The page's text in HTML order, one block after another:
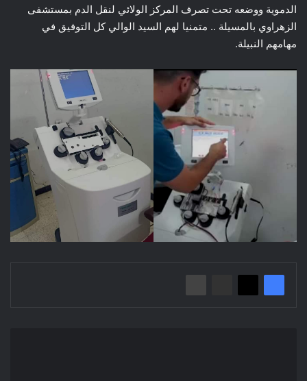
الدموية ووضعه تحت تصرف المركز الولائي لنقل الدم بمستشفى
الزهراوي بالمسيلة .. متمنيا لهم السيد الوالي كل التوفيق في
مهامهم النبيلة.